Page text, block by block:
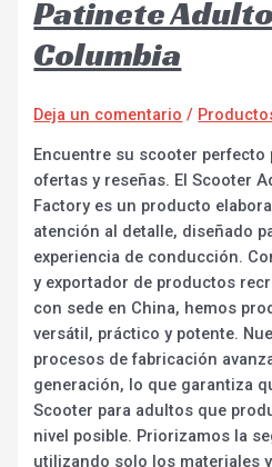
Patinete
Columbia
Deja un comentario /
Encuentre su scooter
ofertas y reseñas. El Scooter
Factory es un producto
atención al detalle, diseñado
experiencia de conducción.
y exportador de productos
con sede en China, hemos
versátil, práctico y potente.
procesos de fabricación
generación, lo que garantiza
Scooter para adultos que
nivel posible. Priorizamos la
utilizando solo los materiales